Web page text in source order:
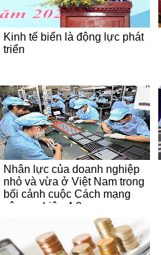
Kinh tế biển là động lực phát
triển
Nhân lực của doanh nghiệp
nhỏ và vừa ở Việt Nam trong
bối cảnh cuộc Cách mạng
công nghiệp 4.0